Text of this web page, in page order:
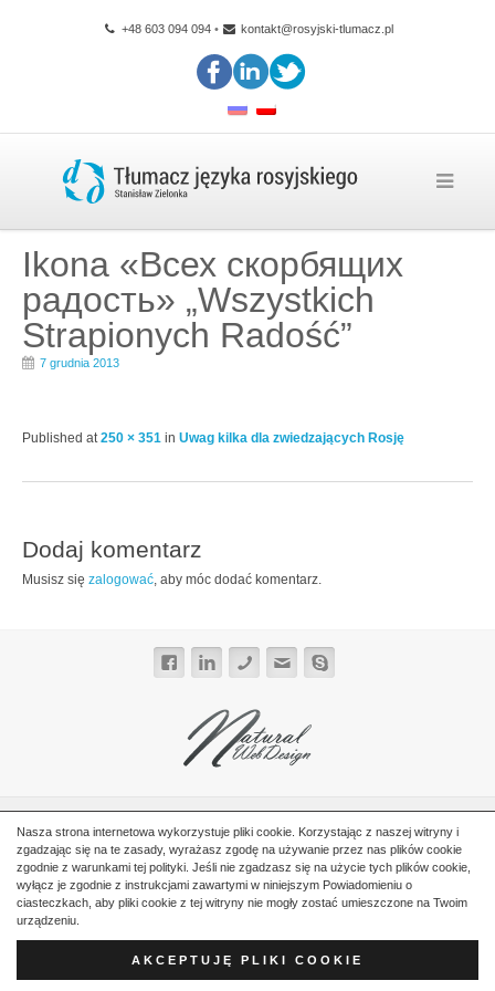
Nasza strona internetowa wykorzystuje pliki cookie. Korzystając z naszej witryny i
zgadzając się na te zasady, wyrażasz zgodę na używanie przez nas plików cookie
zgodnie z warunkami tej polityki. Jeśli nie zgadzasz się na użycie tych plików cookie,
wyłącz je zgodnie z instrukcjami zawartymi w niniejszym Powiadomieniu o
ciasteczkach, aby pliki cookie z tej witryny nie mogły zostać umieszczone na Twoim
urządzeniu.
AKCEPTUJĘ PLIKI COOKIE
+48 603 094 094• kontakt@rosyjski-tlumacz.pl
Ikona «Всех скорбящих
радость» „Wszystkich
Strapionych Radość”
7 grudnia 2013
Published at250 × 351 in Uwag kilka dla zwiedzających Rosję
Dodaj komentarz
Musisz się zalogować, aby móc dodać komentarz.
© 2026 Tłumacz języka rosyjskiego - Stanisław Zielonka.
Start Prywatność Warunki Użytkowania Mapa Witryny Kontakt